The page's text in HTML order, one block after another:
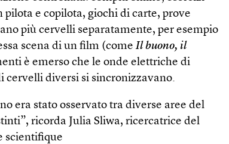
e copilota, giochi di carte, prove
più cervelli separatamente, per esempio
scena di un film (come Il buono, il
è emerso che le onde elettriche di
cervelli diversi si sincronizzavano.
era stato osservato tra diverse aree del
ricorda Julia Sliwa, ricercatrice del
scientifique